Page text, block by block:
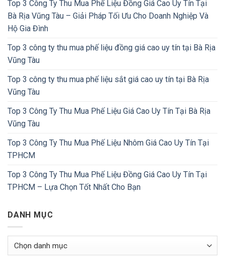
Top 3 Công Ty Thu Mua Phế Liệu Đồng Giá Cao Uy Tín Tại
Bà Rịa Vũng Tàu – Giải Pháp Tối Ưu Cho Doanh Nghiệp Và
Hộ Gia Đình
Top 3 công ty thu mua phế liệu đồng giá cao uy tín tại Bà Rịa
Vũng Tàu
Top 3 công ty thu mua phế liệu sắt giá cao uy tín tại Bà Rịa
Vũng Tàu
Top 3 Công Ty Thu Mua Phế Liệu Giá Cao Uy Tín Tại Bà Rịa
Vũng Tàu
Top 3 Công Ty Thu Mua Phế Liệu Nhôm Giá Cao Uy Tín Tại
TPHCM
Top 3 Công Ty Thu Mua Phế Liệu Đồng Giá Cao Uy Tín Tại
TPHCM – Lựa Chọn Tốt Nhất Cho Bạn
DANH MỤC
Danh